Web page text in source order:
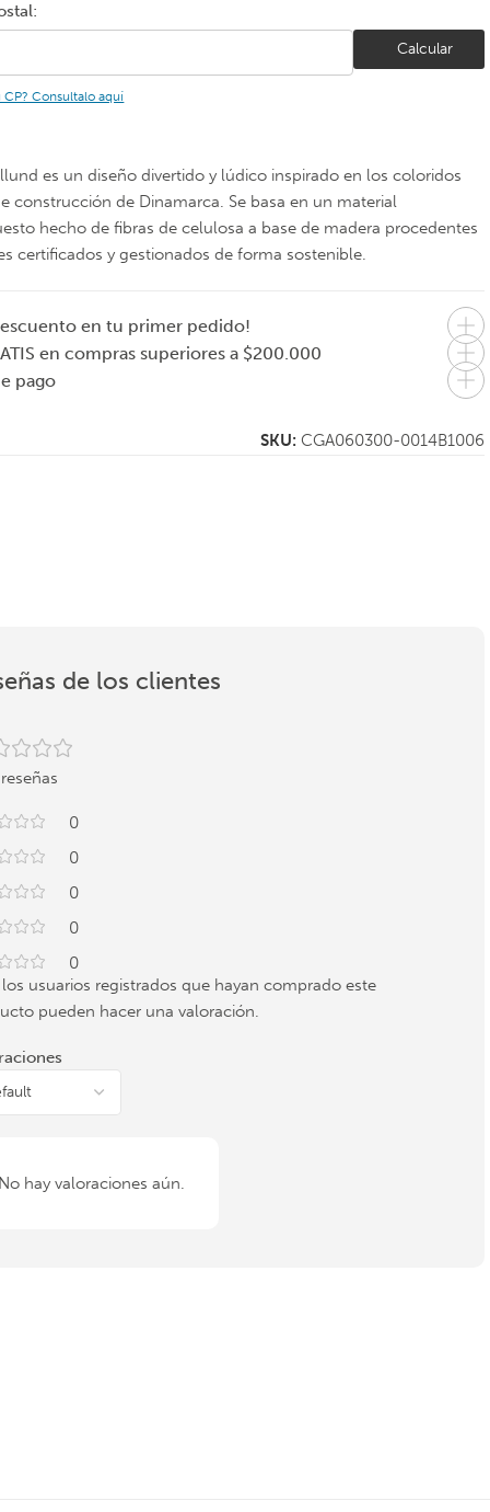
Copa de vino tinto
organizador grande
$48.000
Calcular
CP? Consultalo aquí
es un diseño divertido y lúdico inspirado en los coloridos
construcción de Dinamarca. Se basa en un material
hecho de fibras de celulosa a base de madera procedentes
certificados y gestionados de forma sostenible.
en tu primer pedido!
en compras superiores a $200.000
pago
SKU: CGA060300-0014B1006
de los clientes
0
0
0
0
0
hay valoraciones aún.
usuarios registrados que hayan comprado este
pueden hacer una valoración.